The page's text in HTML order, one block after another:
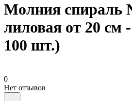
Молния спираль
лиловая от 20 см
100 шт.)
0
Нет отзывов